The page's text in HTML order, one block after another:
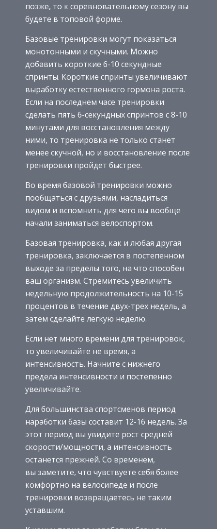
позже, то к соревновательному сезону вы
будете в топовой форме.
Базовые тренировки могут показаться
монотонными и скучными. Можно
добавить короткие 6-10 секундные
спринты. Короткие спринты увеличивают
выработку естественного гормона роста.
Если на последнем часе тренировки
сделать пять 6-секундных спринтов с 8-10
минутами для восстановления между
ними, то тренировка не только станет
менее скучной, но и восстановление после
тренировки пройдет быстрее.
Во время базовой тренировки можно
пообщаться с друзьями, насладиться
видом и вспомнить для чего вы вообще
начали заниматься велоспортом.
Базовая тренировка, как и любая другая
тренировка, заключается в постепенном
выходе за пределы того, на что способен
ваш организм. Стремитесь увеличить
недельную продолжительность на 10-15
процентов в течение двух-трех недель, а
затем сделайте легкую неделю.
Если нет много времени для тренировок,
то увеличивайте не время, а
интенсивность. Начните с нижнего
предела интенсивности и постепенно
увеличивайте.
Для большинства спортсменов период
наработки базы составит 12-16 недель. За
этот период вы увидите рост средней
скорости/мощности, а интенсивность
останется прежней. Со временем,
вы заметите, что чувствуете себя более
комфортно на велосипеде и после
тренировки возвращаетесь не таким
уставшим.